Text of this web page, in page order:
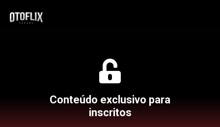
Conteúdo exclusivo para
inscritos